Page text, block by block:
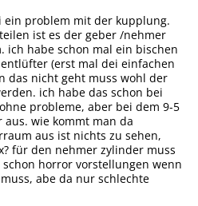
ein problem mit der kupplung.
ist es der geber /nehmer
ich habe schon mal ein bischen
(erst mal dei einfachen
das nicht geht muss wohl der
ich habe das schon bei
probleme, aber bei dem 9-5
wie kommt man da
aus ist nichts zu sehen,
für den nehmer zylinder muss
horror vorstellungen wenn
abe da nur schlechte